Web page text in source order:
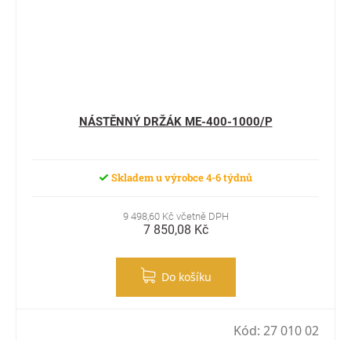
NÁSTĚNNÝ DRŽÁK ME-400-1000/P
Skladem u výrobce 4-6 týdnů
9 498,60 Kč včetně DPH
7 850,08 Kč
Do košíku
Kód: 27 010 02